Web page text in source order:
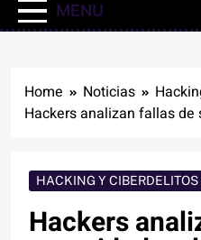
MENU
Home Noticias
Hackers analizan fallas de
HACKING Y CIBERDELITOS
Hackers